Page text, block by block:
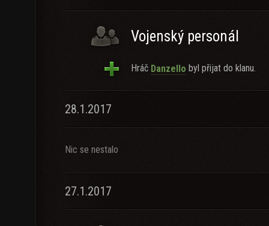
Vojenský personál
Hráč Danzello byl přijat do klanu.
28.1.2017
Nic se nestalo
27.1.2017